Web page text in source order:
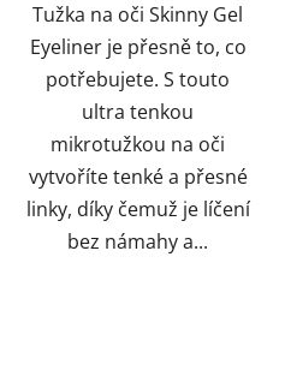
hvězdiček.
Tužka na oči Skinny Gel
Eyeliner je přesně to, co
potřebujete. S touto
ultra tenkou
mikrotužkou na oči
vytvoříte tenké a přesné
linky, díky čemuž je líčení
bez námahy a...